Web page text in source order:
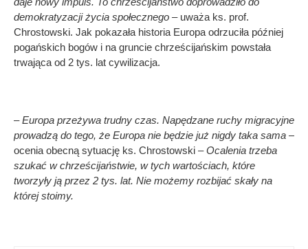
demokratyzacji życia społecznego –uważa ks. prof.
Chrostowski. Jak pokazała historia Europa odrzuciła później
pogańskich bogów i na gruncie chrześcijańskim powstała
trwająca od 2 tys. lat cywilizacja.
– Europa przeżywa trudny czas. Napędzane ruchy migracyjne
prowadzą do tego, że Europa nie będzie już nigdy taka sama –
ocenia obecną sytuację ks. Chrostowski –Ocalenia trzeba
szukać w chrześcijaństwie, w tych wartościach, które
tworzyły ją przez 2 tys. lat. Nie możemy rozbijać skały na
której stoimy.